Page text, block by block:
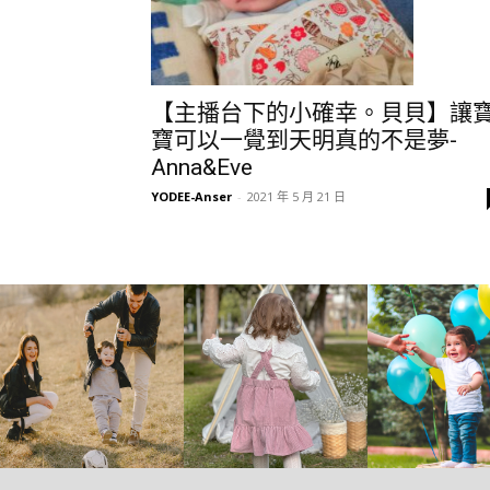
【主播台下的小確幸。貝貝】讓
寶可以一覺到天明真的不是夢-
Anna&Eve
YODEE-Anser - 2021 年 5 月 21 日